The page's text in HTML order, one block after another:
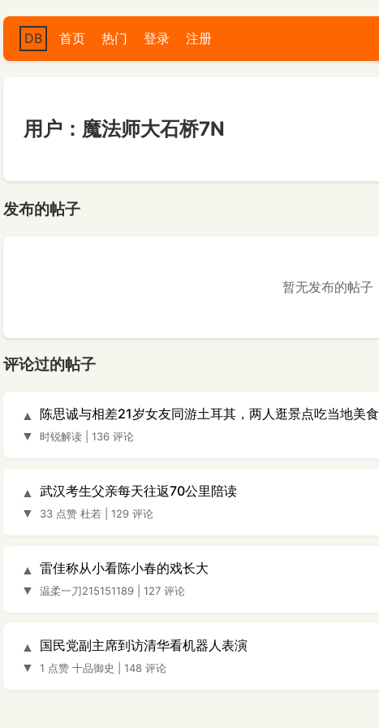
DB 首页 热门 登录 注册
用户：魔法师大石桥7N
发布的帖子
暂无发布的帖子
评论过的帖子
▲
▼
陈思诚与相差21岁女友同游土耳其，两人逛景点吃当地美食
时锐解读 136 评论
▲
▼
武汉考生父亲每天往返70公里陪读
33 点赞 杜若 129 评论
▲
▼
雷佳称从小看陈小春的戏长大
温柔一刀215151189 127 评论
▲
▼
国民党副主席到访清华看机器人表演
1 点赞 十品御史 148 评论